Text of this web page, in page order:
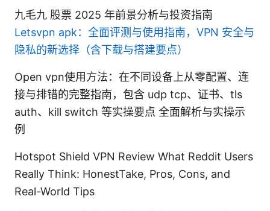
九毛九 股票 2025 年前景分析与投资指南
Letsvpn apk：全面评测与使用指南，VPN 安全与
隐私的新选择（含下载与搭建要点）
Open vpn使用方法：在不同设备上从零配置、连
接与排错的完整指南，包含 udp tcp、证书、tls
auth、kill switch 等实操要点 全面解析与实操示
例
Hotspot Shield VPN Review What Reddit Users
Really Think: HonestTake, Pros, Cons, and
Real-World Tips